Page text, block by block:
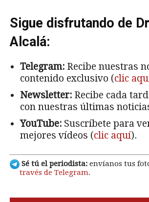
Sigue disfrutando de
Alcalá:
Telegram: Recibe nuestras
contenido exclusivo (clic
Newsletter: Recibe cada
con nuestras últimas
YouTube: Suscríbete para
mejores vídeos (clic aquí).
Sé tú el periodista: envíanos tus
través de Telegram.